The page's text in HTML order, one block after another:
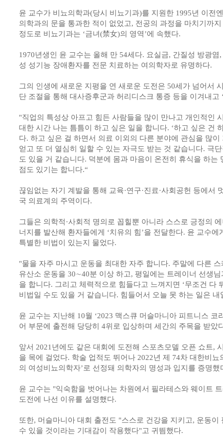
윤 교수가 비뇨의학과(당시 비뇨기과)를 지원한 1995년 이전
의학과의 문을 통과한 적이 없었고, 전공의 과정을 마치기까지
정도로 비뇨기과는 ‘금녀(禁女)의 영역’에 속했다.
1970년생인 윤 교수는 올해 만 54세다. 요실금, 간질성 방광
성 성기능 장애환자를 전문 치료하는 여의학자로 유명하다.
그의 인생에 새로운 지평을 연 새로운 도전은 50세가 넘어서
단 조절을 통해 대사증후군과 허리디스크 통증 등을 이겨내고
"직업의 특성상 아프고 힘든 사람들을 많이 만나고 개인적인
대한 시간 나는 틈틈이 하고 싶은 일을 합니다. ‘하고 싶은 건
다. 하고 싶은 걸 하면서 의료 이외의 다른 분야에 관심을 많
얻고 또 더 열심히 일할 수 있는 자극도 받는 것 같습니다. 극
도 있을 거 같습니다. 덕분에 몸과 마음이 온전히 휴식을 하는
점도 있기는 합니다.“
끊임없는 자기 계발을 통해 교육·연구·진료·사회공헌 등에서
국 의료계의 주역이다.
그들은 의학적·사회적 명의로 꼽힐뿐 아니라 스스로 긍정의
너지를 발산해 환자들에게 ‘치유의 힘’을 전달한다. 윤 교수
특별한 비법이 있는지 물었다.
"물을 자주 마시고 운동을 최대한 자주 합니다. 주말에 다른
유산소 운동을 30∼40분 이상 하고, 평일에는 트레이너 선생
을 합니다. 그리고 체력적으로 힘들다고 느껴지면 ‘무조건 다
비법일 수도 있을 거 같습니다. 힘들어서 오늘 못 하는 일은
윤 교수는 지난해 10월 ‘2023 맥스큐 머슬마니아 피트니스 코
어 부문에 출전해 당당히 4위로 입상하며 세간의 주목을 받았
앞서 2021년에도 같은 대회에 도전해 스포츠모델 오픈 쇼트,
을 목에 걸었다. 학술 업적도 뛰어나 2022년 제 74차 대한비뇨
의 여성비뇨의학자’로 선정돼 의학자의 명성과 입지를 증명했
윤 교수는 "익숙함을 벗어나는 차원에서 필라테스와 웨이트
도전에 나선 이유를 설명했다.
또한, 머슬마니아 대회 출전도 "스스로 건강을 지키고, 운동이
수 있을 것이라는 기대감이 작용했다"고 귀띔했다.